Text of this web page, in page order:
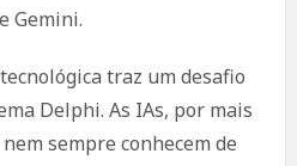
Gemini.
traz um desafio
Delphi. As IAs, por mais
sempre conhecem de